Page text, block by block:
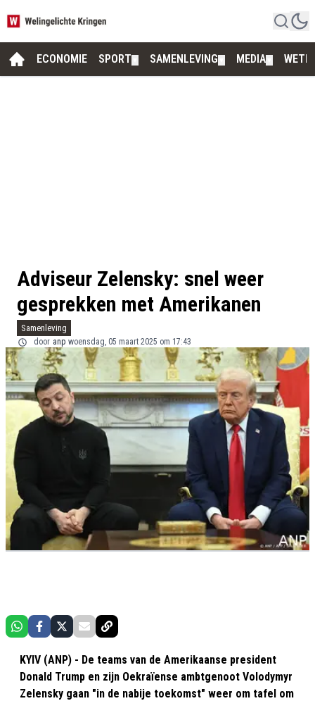
ECONOMIE SPORT SAMENLEVING MEDIA
Adviseur Zelensky: snel weer
gesprekken met Amerikanen
Samenleving
door anp woensdag, 05 maart 2025 om 17:43
KYIV (ANP) - De teams van de Amerikaanse president
Donald Trump en zijn Oekraïense ambtgenoot Volodymyr
Zelensky gaan "in de nabije toekomst" weer om tafel om